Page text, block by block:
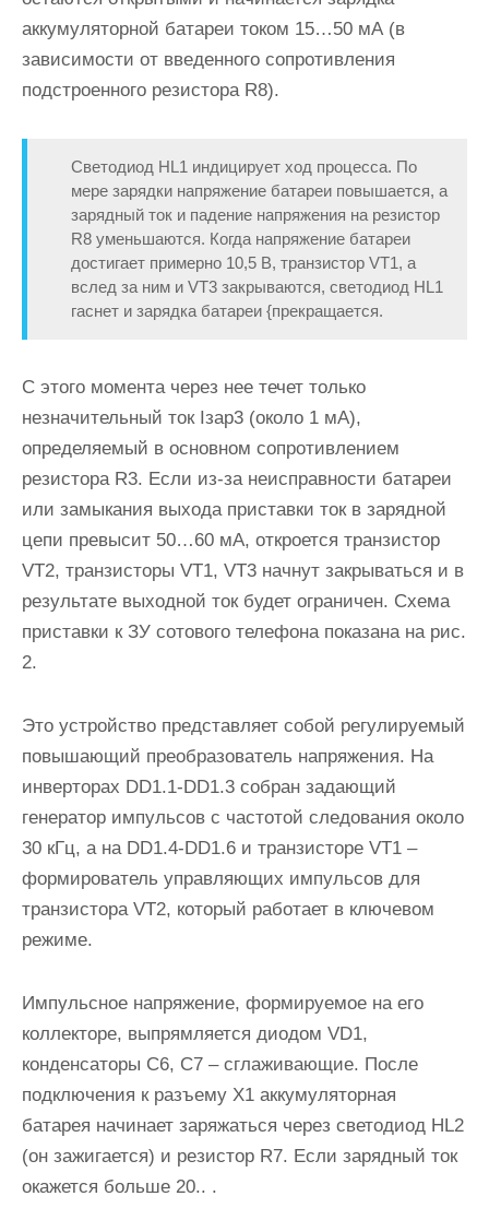
аккумуляторной батареи током 15…50 мА (в
зависимости от введенного сопротивления
подстроенного резистора R8).
Светодиод HL1 индицирует ход процесса. По
мере зарядки напряжение батареи повышается, а
зарядный ток и падение напряжения на резистор
R8 уменьшаются. Когда напряжение батареи
достигает примерно 10,5 В, транзистор VT1, а
вслед за ним и VT3 закрываются, светодиод HL1
гаснет и зарядка батареи {прекращается.
С этого момента через нее течет только
незначительный ток Iзар3 (около 1 мА),
определяемый в основном сопротивлением
резистора R3. Если из-за неисправности батареи
или замыкания выхода приставки ток в зарядной
цепи превысит 50…60 мА, откроется транзистор
VT2, транзисторы VT1, VT3 начнут закрываться и в
результате выходной ток будет ограничен. Схема
приставки к ЗУ сотового телефона показана на рис.
2.
Это устройство представляет собой регулируемый
повышающий преобразователь напряжения. На
инверторах DD1.1-DD1.3 собран задающий
генератор импульсов с частотой следования около
30 кГц, а на DD1.4-DD1.6 и транзисторе VT1 –
формирователь управляющих импульсов для
транзистора VT2, который работает в ключевом
режиме.
Импульсное напряжение, формируемое на его
коллекторе, выпрямляется диодом VD1,
конденсаторы С6, С7 – сглаживающие. После
подключения к разъему Х1 аккумуляторная
батарея начинает заряжаться через светодиод HL2
(он зажигается) и резистор R7. Если зарядный ток
окажется больше 20.. .